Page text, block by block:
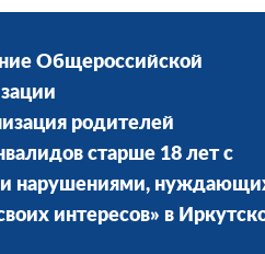
Общероссийской
родителей
старше 18 лет с
нарушениями,
интересов» в